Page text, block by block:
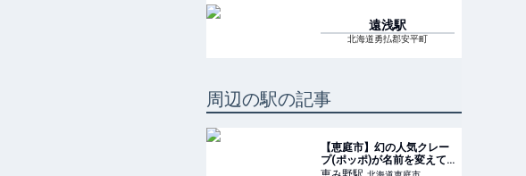
遠浅駅
北海道勇払郡安平町
周辺の駅の記事
【恵庭市】幻の人気クレー
プ(ポッポ)が名前を変えて
復活！その名も「PoPo 」